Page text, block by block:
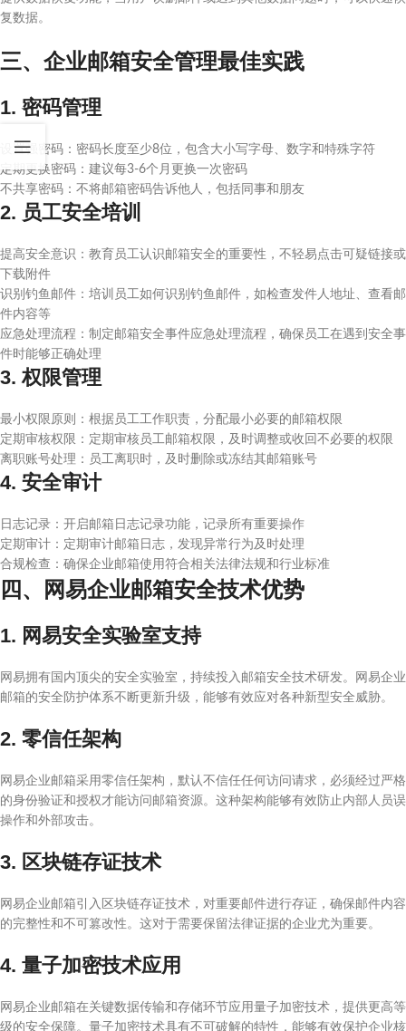
复数据。
三、企业邮箱安全管理最佳实践
1. 密码管理
设置强密码：密码长度至少8位，包含大小写字母、数字和特殊字符
定期更换密码：建议每3-6个月更换一次密码
不共享密码：不将邮箱密码告诉他人，包括同事和朋友
2. 员工安全培训
提高安全意识：教育员工认识邮箱安全的重要性，不轻易点击可疑链接或
下载附件
识别钓鱼邮件：培训员工如何识别钓鱼邮件，如检查发件人地址、查看邮
件内容等
应急处理流程：制定邮箱安全事件应急处理流程，确保员工在遇到安全事
件时能够正确处理
3. 权限管理
最小权限原则：根据员工工作职责，分配最小必要的邮箱权限
定期审核权限：定期审核员工邮箱权限，及时调整或收回不必要的权限
离职账号处理：员工离职时，及时删除或冻结其邮箱账号
4. 安全审计
日志记录：开启邮箱日志记录功能，记录所有重要操作
定期审计：定期审计邮箱日志，发现异常行为及时处理
合规检查：确保企业邮箱使用符合相关法律法规和行业标准
四、网易企业邮箱安全技术优势
1. 网易安全实验室支持
网易拥有国内顶尖的安全实验室，持续投入邮箱安全技术研发。网易企业
邮箱的安全防护体系不断更新升级，能够有效应对各种新型安全威胁。
2. 零信任架构
网易企业邮箱采用零信任架构，默认不信任任何访问请求，必须经过严格
的身份验证和授权才能访问邮箱资源。这种架构能够有效防止内部人员误
操作和外部攻击。
3. 区块链存证技术
网易企业邮箱引入区块链存证技术，对重要邮件进行存证，确保邮件内容
的完整性和不可篡改性。这对于需要保留法律证据的企业尤为重要。
4. 量子加密技术应用
网易企业邮箱在关键数据传输和存储环节应用量子加密技术，提供更高等
级的安全保障。量子加密技术具有不可破解的特性，能够有效保护企业核